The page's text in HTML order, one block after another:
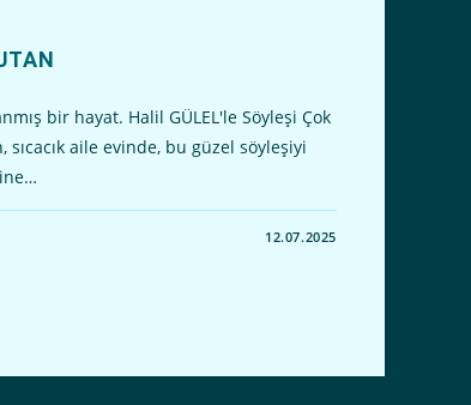
bir hayat. Halil GÜLEL'le Söyleşi Çok
aile evinde, bu güzel söyleşiyi
12.07.2025